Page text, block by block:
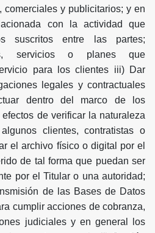
comerciales y publicitarios; y en
con la actividad que
suscritos entre las partes;
servicios o planes que
para los clientes iii) Dar
legales y contractuales
dentro del marco de los
de verificar la naturaleza
clientes, contratistas o
el archivo físico o digital por el
de tal forma que puedan ser
por el Titular o una autoridad;
de las Bases de Datos
cumplir acciones de cobranza,
judiciales y en general los